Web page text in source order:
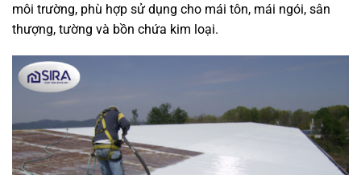
môi trường, phù hợp sử dụng cho mái tôn, mái ngói, sân
thượng, tường và bồn chứa kim loại.